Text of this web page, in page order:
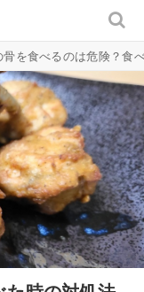
骨を食べるのは危険？食